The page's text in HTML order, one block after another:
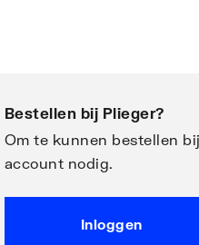
Bestellen bij Plieger?
Om te kunnen bestellen
account nodig.
Inloggen